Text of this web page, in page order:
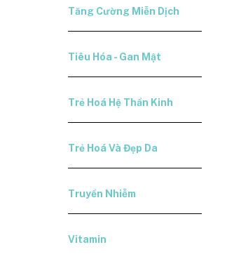
Tăng Cường Miễn Dịch
Tiêu Hóa - Gan Mật
Trẻ Hoá Hệ Thần Kinh
Trẻ Hoá Và Đẹp Da
Truyền Nhiễm
Vitamin